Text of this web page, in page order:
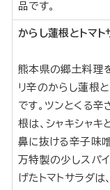
品です。
からし蓮根とトマ
熊本県の郷土料理
リ辛のからし蓮根と
です。ツンとくる
根は、シャキシャキ
鼻に抜ける辛子味
万特製の少しスパ
げたトマトサラダは